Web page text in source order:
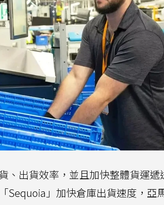
、出貨效率，並且加快整體貨運遞
Sequoia」加快倉庫出貨速度，亞